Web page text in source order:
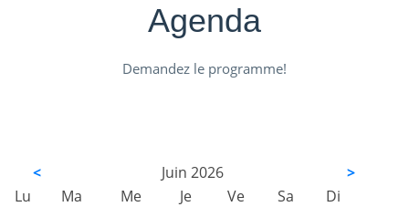
Agenda
Demandez le programme!
< Juin 2026
>
Lu
Ma Me Je Ve Sa
Di